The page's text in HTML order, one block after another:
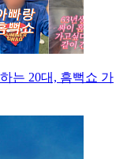
는 20대, 흠뻑쇼 가